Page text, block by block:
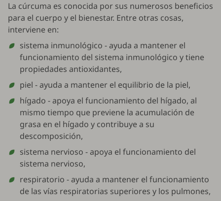
La cúrcuma es conocida por sus numerosos beneficios
para el cuerpo y el bienestar. Entre otras cosas,
interviene en:
sistema inmunológico - ayuda a mantener el
funcionamiento del sistema inmunológico y tiene
propiedades antioxidantes,
piel - ayuda a mantener el equilibrio de la piel,
hígado - apoya el funcionamiento del hígado, al
mismo tiempo que previene la acumulación de
grasa en el hígado y contribuye a su
descomposición,
sistema nervioso - apoya el funcionamiento del
sistema nervioso,
respiratorio - ayuda a mantener el funcionamiento
de las vías respiratorias superiores y los pulmones,